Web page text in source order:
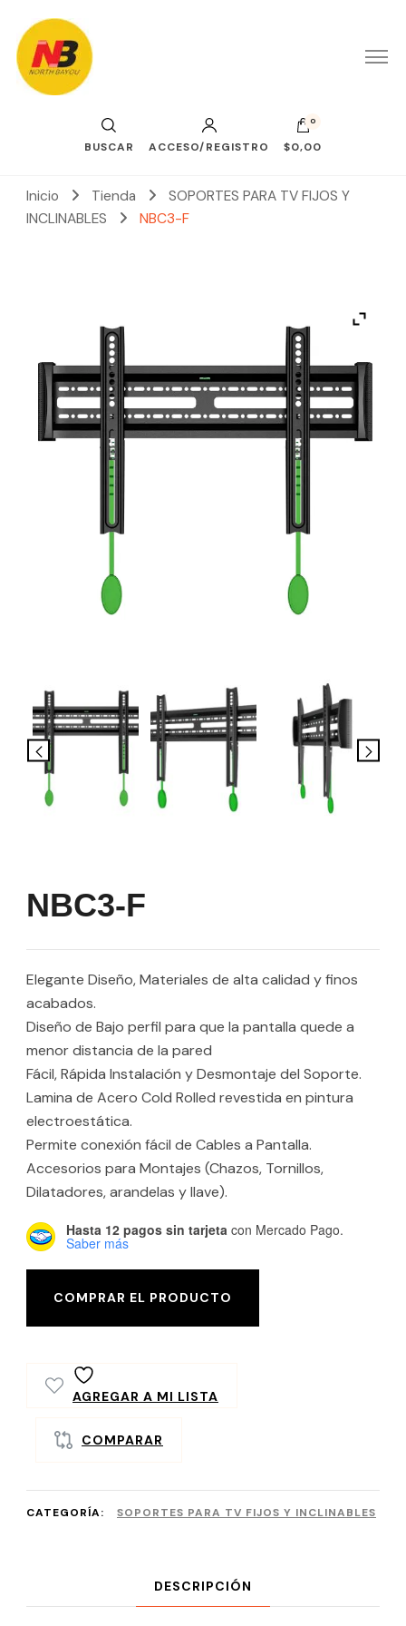
BUSCAR ACCESO/REGISTRO
0
$0,00
Inicio Tienda
SOPORTES PARA TV FIJOS Y
INCLINABLES
NBC3-F
NBC3-F
Elegante Diseño, Materiales de alta calidad y finos
acabados.
Diseño de Bajo perfil para que la pantalla quede a
menor distancia de la pared
Fácil, Rápida Instalación y Desmontaje del Soporte.
Lamina de Acero Cold Rolled revestida en pintura
electroestática.
Permite conexión fácil de Cables a Pantalla.
Accesorios para Montajes (Chazos, Tornillos,
Dilatadores, arandelas y llave).
Hasta 12 pagos sin tarjeta con Mercado Pago.
Saber más
COMPRAR EL PRODUCTO
AGREGAR A MI LISTA
COMPARAR
CATEGORÍA: SOPORTES PARA TV FIJOS Y INCLINABLES
DESCRIPCIÓN